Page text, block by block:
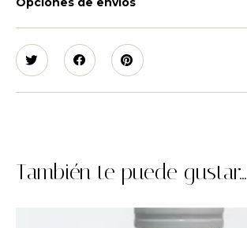
También te puede gustar...